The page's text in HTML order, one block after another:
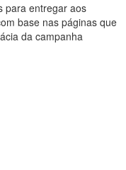
para entregar aos
base nas páginas que
da campanha